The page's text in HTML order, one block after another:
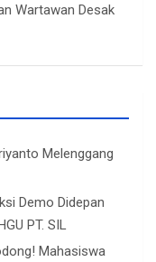
Wartawan Desak
Melenggang
Demo Didepan
PT. SIL
Mahasiswa